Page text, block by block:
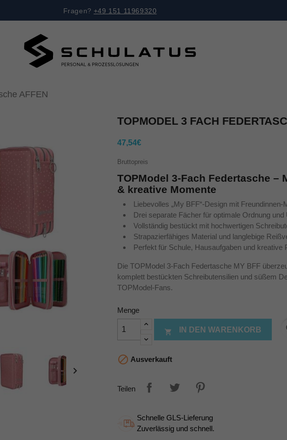
Fragen? +49 151 11969320
AFFEN

TOPMODEL 3 FACH
47,54€
Bruttopreis
TOPModel 3-Fach Federtasche –
& kreative Momente
Liebevolles „My BFF“-Design mit Freundinnen-
Drei separate Fächer für optimale Ordnung und
Vollständig bestückt mit hochwertigen
Strapazierfähiges Material und langlebige
Perfekt für Schule, Hausaufgaben und kreative
Die TOPModel 3-Fach Federtasche MY BFF
komplett bestückten Schreibutensilien und süßem
TOPModel-Fans.
Menge
 IN DEN WARENKORB
 Ausverkauft
Teilen
Schnelle GLS-Lieferung
Zuverlässig und schnell.